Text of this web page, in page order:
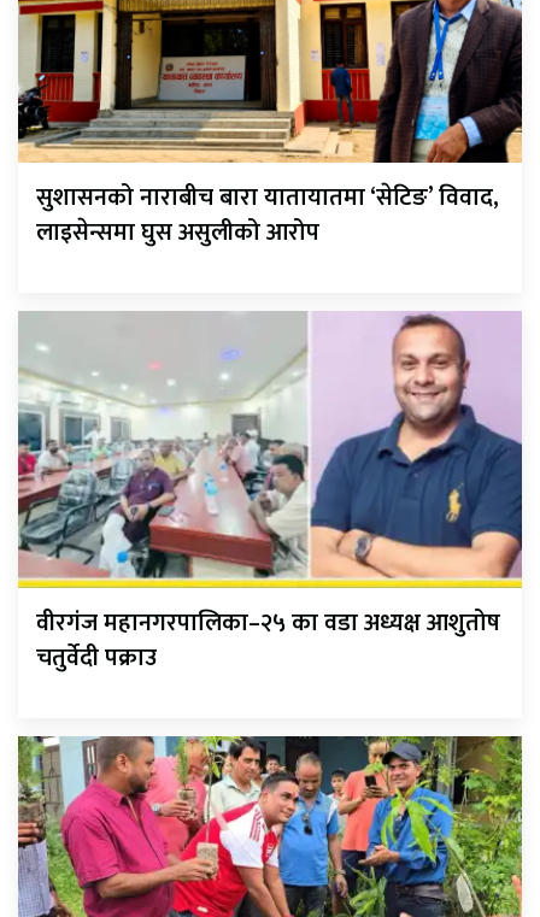
सुशासनको नाराबीच बारा यातायातमा ‘सेटिङ’ विवाद,
लाइसेन्समा घुस असुलीको आरोप
वीरगंज महानगरपालिका–२५ का वडा अध्यक्ष आशुतोष
चतुर्वेदी पक्राउ